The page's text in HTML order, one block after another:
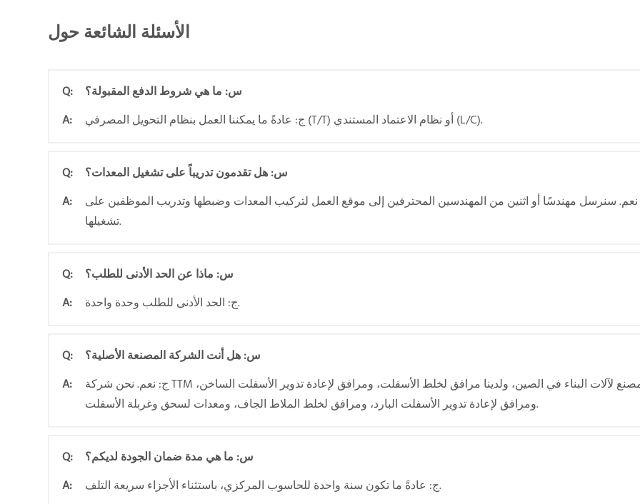
الأسئلة الشائعة حول
Q:
س: ما هي شروط الدفع المقبولة؟
A:
ج: عادةً ما يمكننا العمل بنظام التحويل المصرفي (T/T) أو نظام الاعتماد المستندي (L/C).
Q:
س: هل تقدمون تدريباً على تشغيل المعدات؟
A:
سنرسل مهندسًا أو اثنين من المهندسين المحترفين إلى موقع العمل لتركيب المعدات وضبطها وتدريب الموظفين على
تشغيلها.
Q:
س: ماذا عن الحد الأدنى للطلب؟
A:
ج: الحد الأدنى للطلب وحدة واحدة.
Q:
س: هل أنت الشركة المصنعة الأصلية؟
A:
ج: نعم. نحن شركة TTM مصنع لآلات البناء في الصين، ولدينا مرافق لخلط الأسفلت، ومرافق لإعادة تدوير الأسفلت الساخن،
ومرافق لإعادة تدوير الأسفلت البارد، ومرافق لخلط الملاط الجاف، ومعدات لسحق وغربلة الأسفلت.
Q:
س: ما هي مدة ضمان الجودة لديكم؟
A:
ج: عادةً ما تكون سنة واحدة للحاسوب المركزي، باستثناء الأجزاء سريعة التلف.